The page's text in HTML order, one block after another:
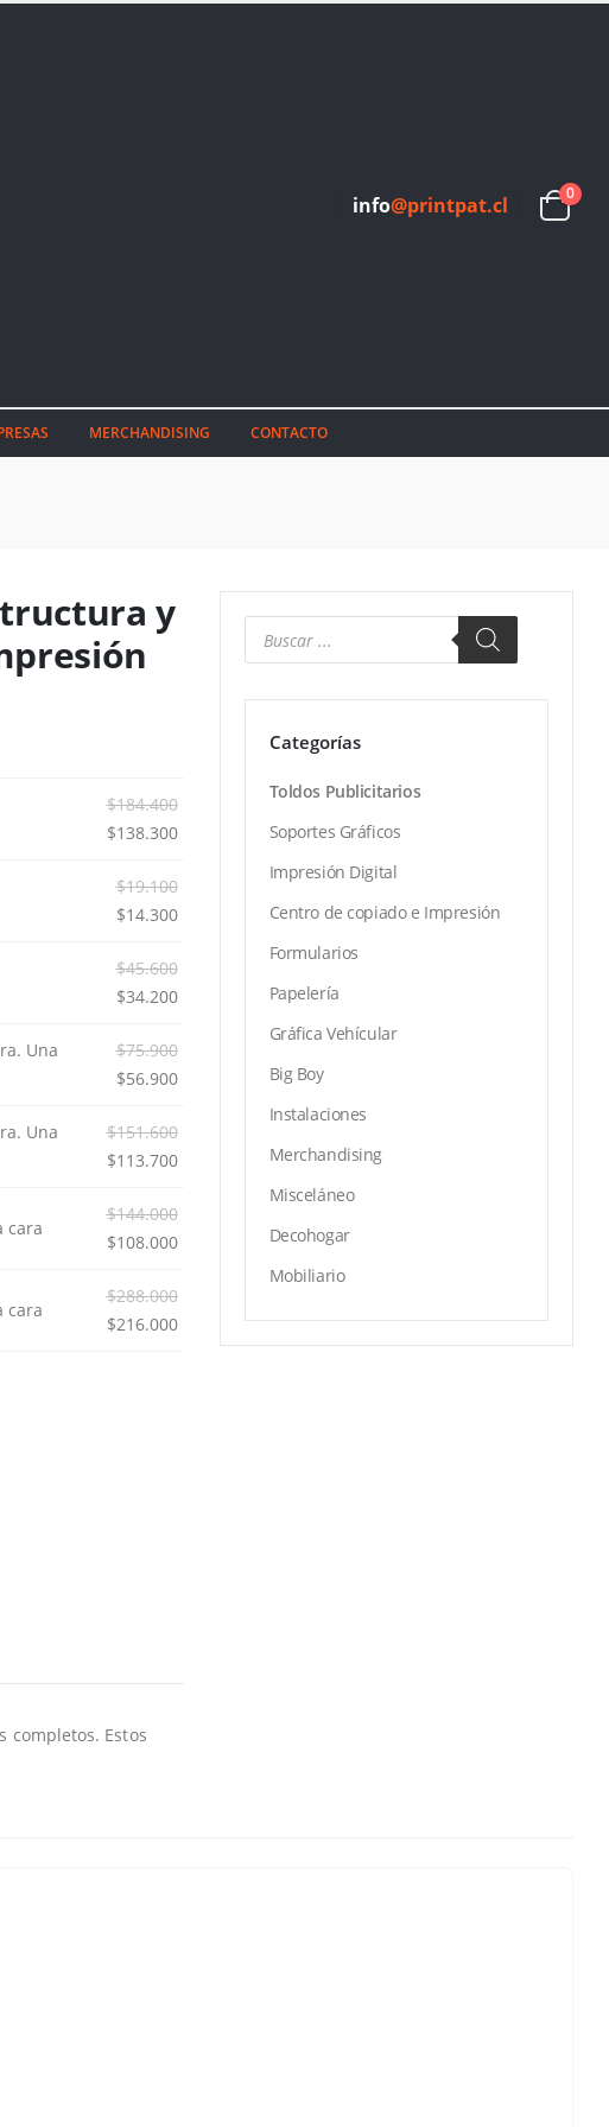
info@printpat.cl 0
MERCHANDISING CONTACTO
y
$184.400
$138.300
$19.100
$14.300
$45.600
$34.200
Una
$75.900
$56.900
Una
$151.600
$113.700
cara
$144.000
$108.000
cara
$288.000
$216.000
completos. Estos
Categorías
Toldos Publicitarios
Soportes Gráficos
Impresión Digital
Centro de copiado e Impresión
Formularios
Papelería
Gráfica Vehícular
Big Boy
Instalaciones
Merchandising
Misceláneo
Decohogar
Mobiliario